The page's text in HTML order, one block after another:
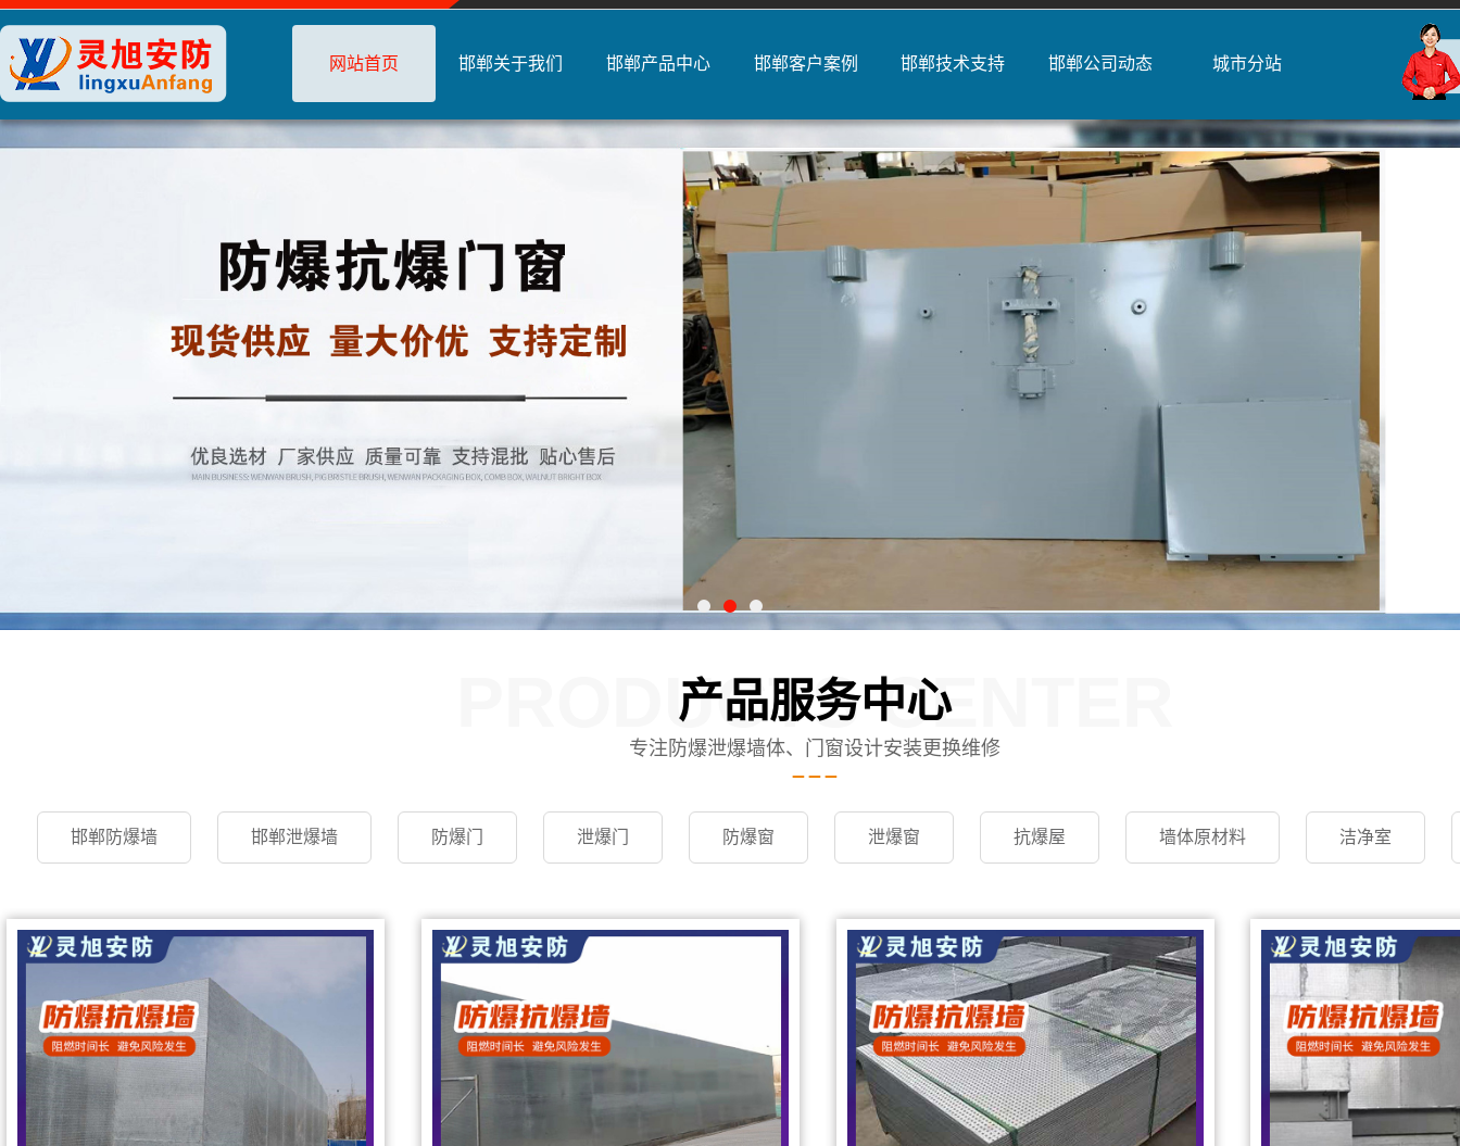
网站首页 邯郸关于我们 邯郸产品中心 邯郸客户案例 邯郸技术支持 邯郸公司动态 城市分站
产品服务中心
PRODUCTS CENTER
专注防爆泄爆墙体、门窗设计安装更换维修
邯郸防爆墙 邯郸泄爆墙 防爆门 泄爆门 防爆窗 泄爆窗 抗爆屋 墙体原材料 洁净室